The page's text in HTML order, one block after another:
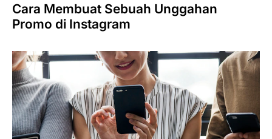
Cara Membuat Sebuah Unggahan
Promo di Instagram